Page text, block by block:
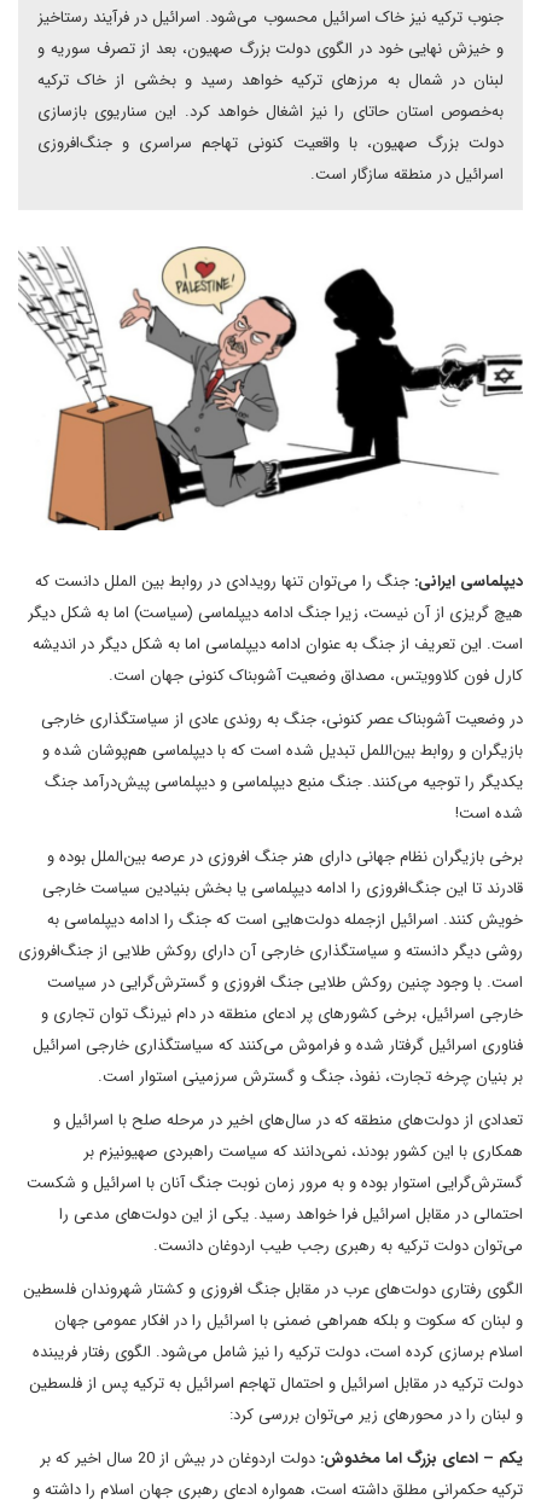
جنوب ترکیه نیز خاک اسرائیل محسوب می‌شود. اسرائیل در فرآیند رستاخیز
و خیزش نهایی خود در الگوی دولت بزرگ صهیون، بعد از تصرف سوریه و
لبنان در شمال به مرزهای ترکیه خواهد رسید و بخشی از خاک ترکیه
به‌خصوص استان حاتای را نیز اشغال خواهد کرد. این سناریوی بازسازی
دولت بزرگ صهیون، با واقعیت کنونی تهاجم سراسری و جنگ‌افروزی
اسرائیل در منطقه سازگار است.
دیپلماسی ایرانی: جنگ را می‌توان تنها رویدادی در روابط بین الملل دانست که
هیچ گریزی از آن نیست، زیرا جنگ ادامه دیپلماسی (سیاست) اما به شکل دیگر
است. این تعریف از جنگ به عنوان ادامه دیپلماسی اما به شکل دیگر در اندیشه
کارل فون کلاوویتس، مصداق وضعیت آشوبناک کنونی جهان است.
در وضعیت آشوبناک عصر کنونی، جنگ به روندی عادی از سیاستگذاری خارجی
بازیگران و روابط بین‌اللمل تبدیل شده است که با دیپلماسی هم‌پوشان شده و
یکدیگر را توجیه می‌کنند. جنگ منبع دیپلماسی و دیپلماسی پیش‌درآمد جنگ
شده است!
برخی بازیگران نظام جهانی دارای هنر جنگ افروزی در عرصه بین‌الملل بوده و
قادرند تا این جنگ‌افروزی را ادامه دیپلماسی یا بخش بنیادین سیاست خارجی
خویش کنند. اسرائیل ازجمله دولت‌هایی است که جنگ را ادامه دیپلماسی به
روشی دیگر دانسته و سیاستگذاری خارجی آن دارای روکش طلایی از جنگ‌افروزی
است. با وجود چنین روکش طلایی جنگ افروزی و گسترش‌گرایی در سیاست
خارجی اسرائیل، برخی کشورهای پر ادعای منطقه در دام نیرنگ توان تجاری و
فناوری اسرائیل گرفتار شده و فراموش می‌کنند که سیاستگذاری خارجی اسرائیل
بر بنیان چرخه تجارت، نفوذ، جنگ و گسترش سرزمینی استوار است.
تعدادی از دولت‌های منطقه که در سال‌های اخیر در مرحله صلح با اسرائیل و
همکاری با این کشور بودند، نمی‌دانند که سیاست راهبردی صهیونیزم بر
گسترش‌گرایی استوار بوده و به مرور زمان نوبت جنگ آنان با اسرائیل و شکست
احتمالی در مقابل اسرائیل فرا خواهد رسید. یکی از این دولت‌های مدعی را
می‌توان دولت ترکیه به رهبری رجب طیب اردوغان دانست.
الگوی رفتاری دولت‌های عرب در مقابل جنگ افروزی و کشتار شهروندان فلسطین
و لبنان که سکوت و بلکه همراهی ضمنی با اسرائیل را در افکار عمومی جهان
اسلام برسازی کرده است، دولت ترکیه را نیز شامل می‌شود. الگوی رفتار فریبنده
دولت ترکیه در مقابل اسرائیل و احتمال تهاجم اسرائیل به ترکیه پس از فلسطین
و لبنان را در محورهای زیر می‌توان بررسی کرد:
یکم – ادعای بزرگ اما مخدوش:
دولت اردوغان در بیش از 20 سال اخیر که بر
ترکیه حکمرانی مطلق داشته است، همواره ادعای رهبری جهان اسلام را داشته و